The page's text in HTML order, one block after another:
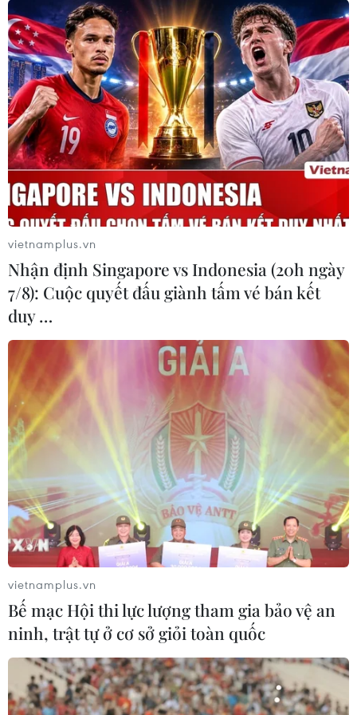
vietnamplus.vn
Nhận định Singapore vs Indonesia (20h ngày
7/8): Cuộc quyết đấu giành tấm vé bán kết
duy …
vietnamplus.vn
Bế mạc Hội thi lực lượng tham gia bảo vệ an
ninh, trật tự ở cơ sở giỏi toàn quốc